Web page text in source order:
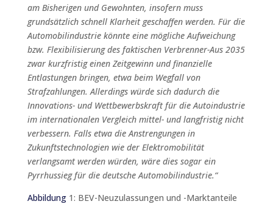
am Bisherigen und Gewohnten, insofern muss
grundsätzlich schnell Klarheit geschaffen werden. Für die
Automobilindustrie könnte eine mögliche Aufweichung
bzw. Flexibilisierung des faktischen Verbrenner-Aus 2035
zwar kurzfristig einen Zeitgewinn und finanzielle
Entlastungen bringen, etwa beim Wegfall von
Strafzahlungen. Allerdings würde sich dadurch die
Innovations- und Wettbewerbskraft für die Autoindustrie
im internationalen Vergleich mittel- und langfristig nicht
verbessern. Falls etwa die Anstrengungen in
Zukunftstechnologien wie der Elektromobilität
verlangsamt werden würden, wäre dies sogar ein
Pyrrhussieg für die deutsche Automobilindustrie.“
Abbildung 1: BEV-Neuzulassungen und -Marktanteile